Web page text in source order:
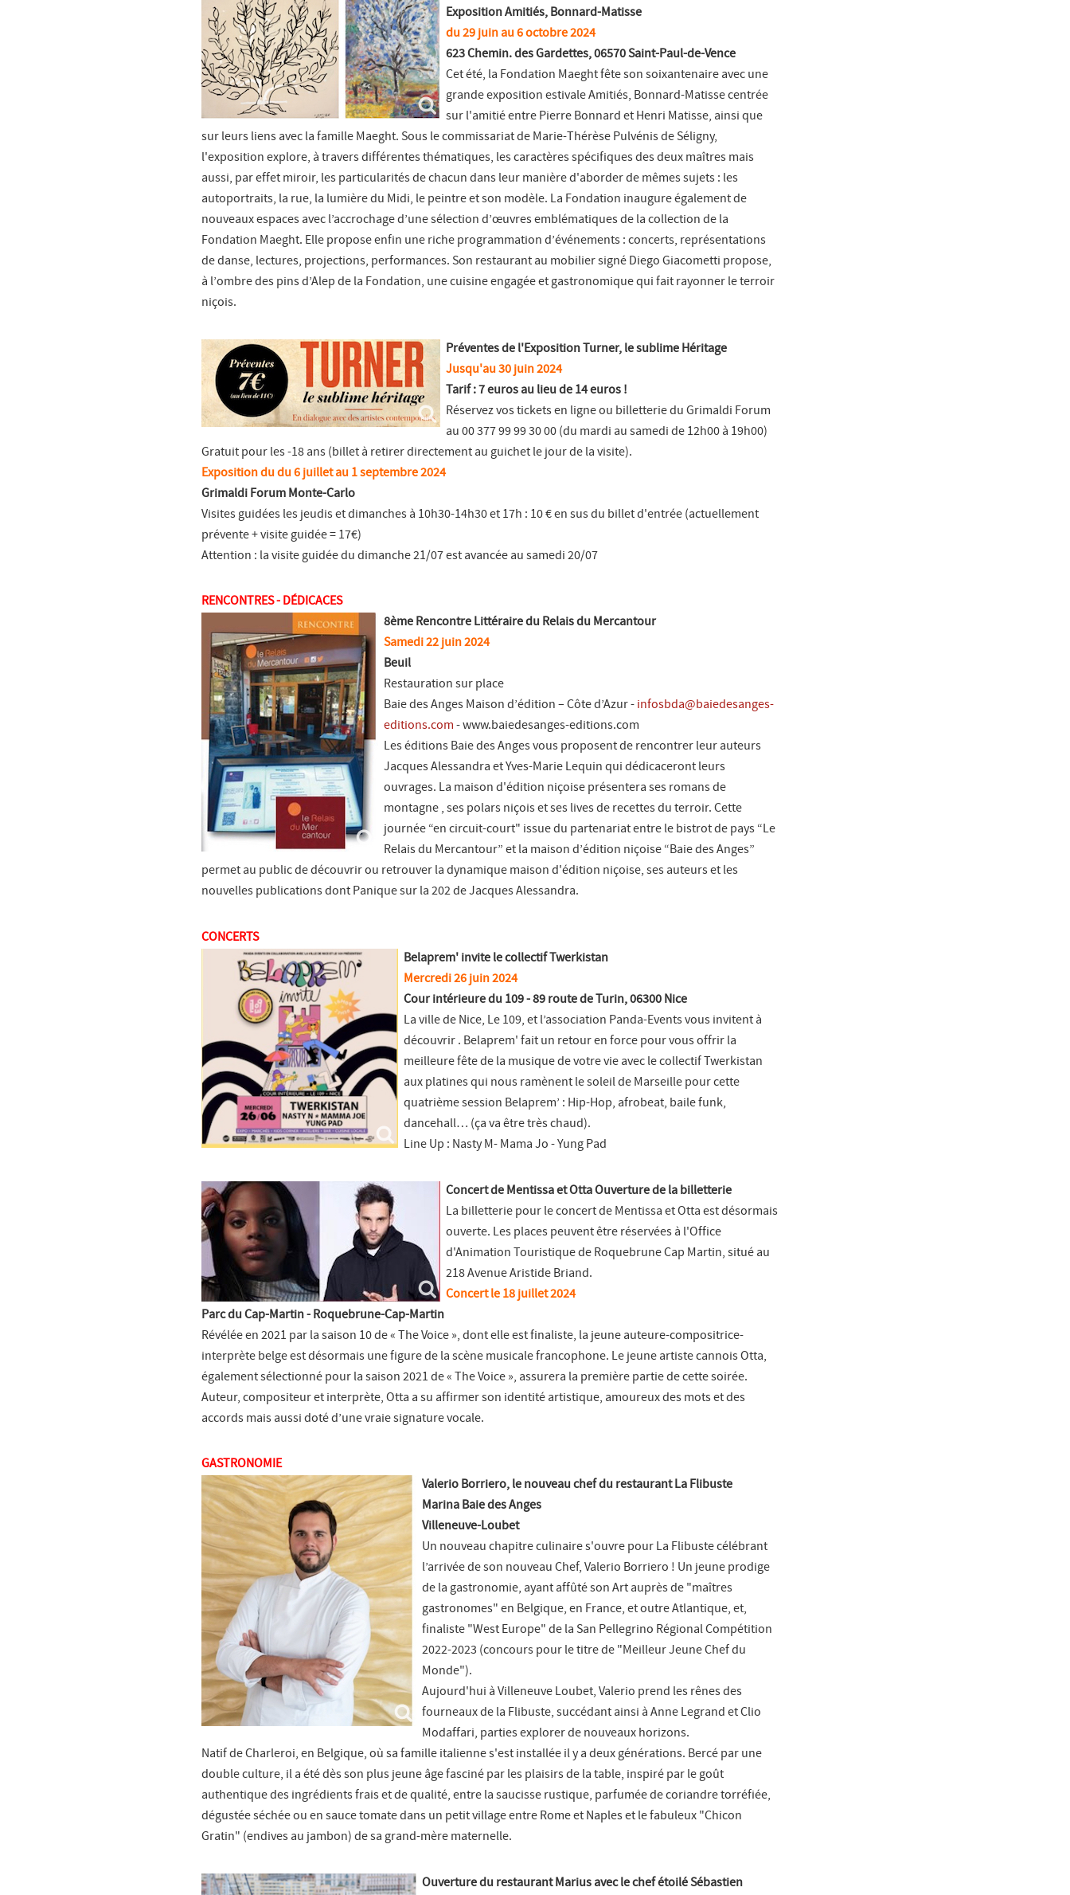
Exposition Amitiés, Bonnard-Matisse
du 29 juin au 6 octobre 2024
623 Chemin. des Gardettes, 06570 Saint-Paul-de-Vence
Cet été, la Fondation Maeght fête son soixantenaire avec une
grande exposition estivale Amitiés, Bonnard-Matisse centrée
sur l'amitié entre Pierre Bonnard et Henri Matisse, ainsi que
sur leurs liens avec la famille Maeght. Sous le commissariat de Marie-Thérèse Pulvénis de Séligny,
l'exposition explore, à travers différentes thématiques, les caractères spécifiques des deux maîtres mais
aussi, par effet miroir, les particularités de chacun dans leur manière d'aborder de mêmes sujets : les
autoportraits, la rue, la lumière du Midi, le peintre et son modèle. La Fondation inaugure également de
nouveaux espaces avec l’accrochage d’une sélection d’œuvres emblématiques de la collection de la
Fondation Maeght. Elle propose enfin une riche programmation d’événements : concerts, représentations
de danse, lectures, projections, performances. Son restaurant au mobilier signé Diego Giacometti propose,
à l’ombre des pins d’Alep de la Fondation, une cuisine engagée et gastronomique qui fait rayonner le terroir
niçois.
Préventes de l'Exposition Turner, le sublime Héritage
Jusqu'au 30 juin 2024
Tarif : 7 euros au lieu de 14 euros !
Réservez vos tickets en ligne ou billetterie du Grimaldi Forum
au 00 377 99 99 30 00 (du mardi au samedi de 12h00 à 19h00)
Gratuit pour les -18 ans (billet à retirer directement au guichet le jour de la visite).
Exposition du du 6 juillet au 1 septembre 2024
Grimaldi Forum Monte-Carlo
Visites guidées les jeudis et dimanches à 10h30-14h30 et 17h : 10 € en sus du billet d'entrée (actuellement
prévente + visite guidée = 17€)
Attention : la visite guidée du dimanche 21/07 est avancée au samedi 20/07
RENCONTRES - DÉDICACES
8ème Rencontre Littéraire du Relais du Mercantour
Samedi 22 juin 2024
Beuil
Restauration sur place
Baie des Anges Maison d’édition – Côte d’Azur - infosbda@baiedesanges-
editions.com - www.baiedesanges-editions.com
Les éditions Baie des Anges vous proposent de rencontrer leur auteurs
Jacques Alessandra et Yves-Marie Lequin qui dédicaceront leurs
ouvrages. La maison d'édition niçoise présentera ses romans de
montagne , ses polars niçois et ses lives de recettes du terroir. Cette
journée “en circuit-court" issue du partenariat entre le bistrot de pays “Le
Relais du Mercantour” et la maison d’édition niçoise “Baie des Anges”
permet au public de découvrir ou retrouver la dynamique maison d'édition niçoise, ses auteurs et les
nouvelles publications dont Panique sur la 202 de Jacques Alessandra.
CONCERTS
Belaprem' invite le collectif Twerkistan
Mercredi 26 juin 2024
Cour intérieure du 109 - 89 route de Turin, 06300 Nice
La ville de Nice, Le 109, et l’association Panda-Events vous invitent à
découvrir . Belaprem' fait un retour en force pour vous offrir la
meilleure fête de la musique de votre vie avec le collectif Twerkistan
aux platines qui nous ramènent le soleil de Marseille pour cette
quatrième session Belaprem’ : Hip-Hop, afrobeat, baile funk,
dancehall… (ça va être très chaud).
Line Up : Nasty M- Mama Jo - Yung Pad
Concert de Mentissa et Otta Ouverture de la billetterie
La billetterie pour le concert de Mentissa et Otta est désormais
ouverte. Les places peuvent être réservées à l'Office
d'Animation Touristique de Roquebrune Cap Martin, situé au
218 Avenue Aristide Briand.
Concert le 18 juillet 2024
Parc du Cap-Martin - Roquebrune-Cap-Martin
Révélée en 2021 par la saison 10 de « The Voice », dont elle est finaliste, la jeune auteure-compositrice-
interprète belge est désormais une figure de la scène musicale francophone. Le jeune artiste cannois Otta,
également sélectionné pour la saison 2021 de « The Voice », assurera la première partie de cette soirée.
Auteur, compositeur et interprète, Otta a su affirmer son identité artistique, amoureux des mots et des
accords mais aussi doté d’une vraie signature vocale.
GASTRONOMIE
Valerio Borriero, le nouveau chef du restaurant La Flibuste
Marina Baie des Anges
Villeneuve-Loubet
Un nouveau chapitre culinaire s'ouvre pour La Flibuste célébrant
l’arrivée de son nouveau Chef, Valerio Borriero ! Un jeune prodige
de la gastronomie, ayant affûté son Art auprès de "maîtres
gastronomes" en Belgique, en France, et outre Atlantique, et,
finaliste "West Europe" de la San Pellegrino Régional Compétition
2022-2023 (concours pour le titre de "Meilleur Jeune Chef du
Monde").
Aujourd'hui à Villeneuve Loubet, Valerio prend les rênes des
fourneaux de la Flibuste, succédant ainsi à Anne Legrand et Clio
Modaffari, parties explorer de nouveaux horizons.
Natif de Charleroi, en Belgique, où sa famille italienne s'est installée il y a deux générations. Bercé par une
double culture, il a été dès son plus jeune âge fasciné par les plaisirs de la table, inspiré par le goût
authentique des ingrédients frais et de qualité, entre la saucisse rustique, parfumée de coriandre torréfiée,
dégustée séchée ou en sauce tomate dans un petit village entre Rome et Naples et le fabuleux "Chicon
Gratin" (endives au jambon) de sa grand-mère maternelle.
Ouverture du restaurant Marius avec le chef étoilé Sébastien